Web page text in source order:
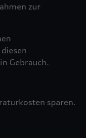
zur
Gebrauch.
sparen.